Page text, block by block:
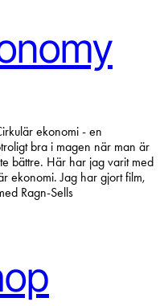
ekonomi - en
bra i magen när man är
bättre. Här har jag varit med
ekonomi. Jag har gjort film,
Ragn-Sells